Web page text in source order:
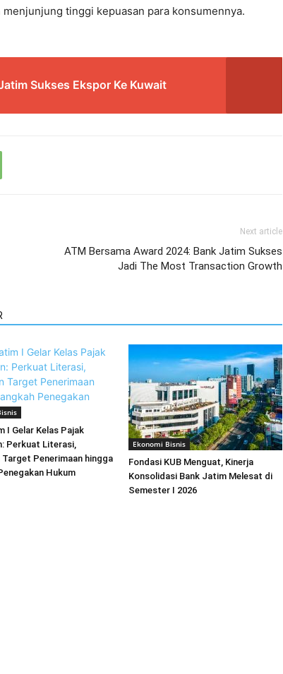
tinggi kepuasan para konsumennya.
Sukses Ekspor Ke Kuwait
Next article
ATM Bersama Award 2024: Bank Jatim Sukses
Jadi The Most Transaction Growth
I Gelar Kelas Pajak
Perkuat Literasi,
Target Penerimaan hingga
Hukum
Ekonomi Bisnis
Fondasi KUB Menguat, Kinerja
Konsolidasi Bank Jatim Melesat di
Semester I 2026